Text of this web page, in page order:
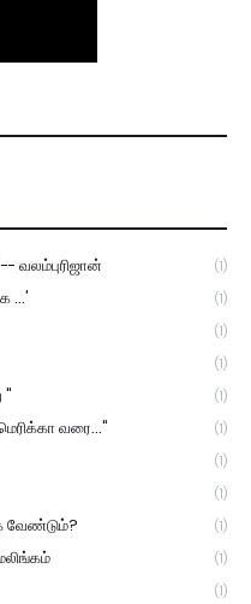
வலம்புரிஜான் (1)
...' (1)
(1)
(1)
" (1)
வரை..." (1)
(1)
(1)
வேண்டும்? (1)
(1)
(1)